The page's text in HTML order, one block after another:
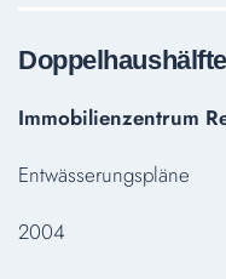
Immobilienzentrum
Entwässerungspläne
2004